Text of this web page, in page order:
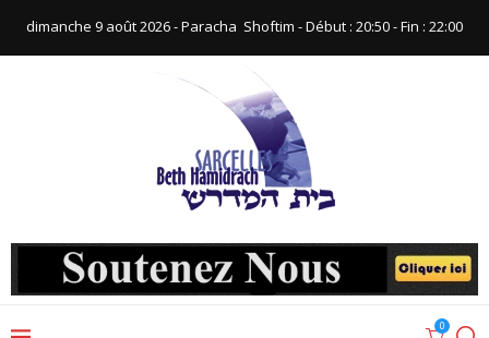
dimanche 9 août 2026 - Paracha ‪ Shoftim‬ - Début : 20:50‬ - Fin : ‪22:00‬
0